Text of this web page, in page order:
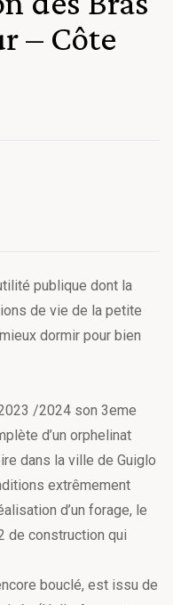
– Côte
publique dont la
de vie de la petite
dormir pour bien
/2024 son 3eme
d’un orphelinat
dans la ville de Guiglo
extrêmement
d’un forage, le
de construction qui
bouclé, est issu de